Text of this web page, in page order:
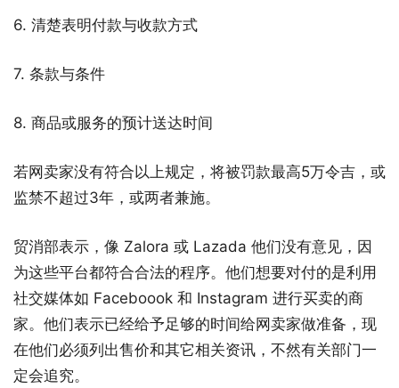
6. 清楚表明付款与收款方式
7. 条款与条件
8. 商品或服务的预计送达时间
若网卖家没有符合以上规定，将被罚款最高5万令吉，或
监禁不超过3年，或两者兼施。
贸消部表示，像 Zalora 或 Lazada 他们没有意见，因
为这些平台都符合合法的程序。他们想要对付的是利用
社交媒体如 Faceboook 和 Instagram 进行买卖的商
家。他们表示已经给予足够的时间给网卖家做准备，现
在他们必须列出售价和其它相关资讯，不然有关部门一
定会追究。